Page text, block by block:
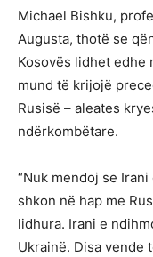
Michael Bishku,
Augusta, thotë se
Kosovës lidhet edhe
mund të krijojë
Rusisë – aleates
ndërkombëtare.
“Nuk mendoj se
shkon në hap me
lidhura. Irani e
Ukrainë. Disa vende